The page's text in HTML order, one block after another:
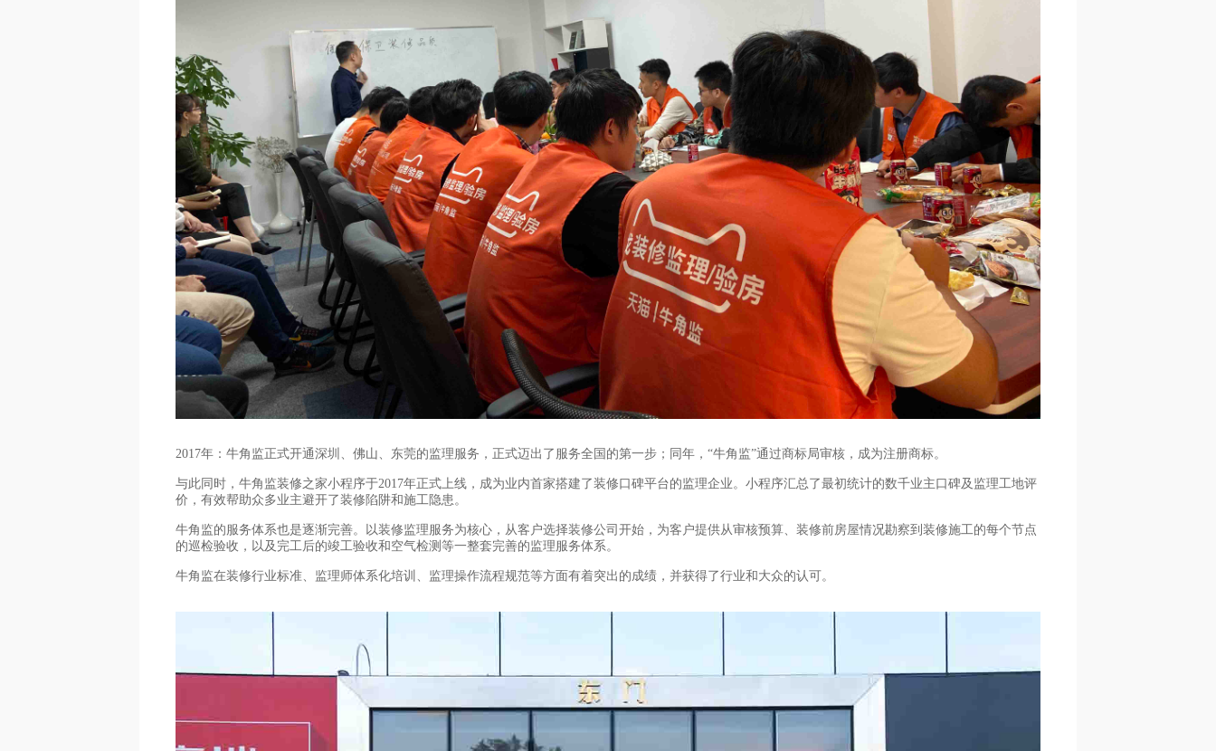
2017年：牛角监正式开通深圳、佛山、东莞的监理服务，正式迈出了服务全国的第一步；同年，“牛角监”通过商标局审核，成为注册商标。
与此同时，牛角监装修之家小程序于2017年正式上线，成为业内首家搭建了装修口碑平台的监理企业。小程序汇总了最初统计的数千业主口碑及监理工地评
价，有效帮助众多业主避开了装修陷阱和施工隐患。
牛角监的服务体系也是逐渐完善。以装修监理服务为核心，从客户选择装修公司开始，为客户提供从审核预算、装修前房屋情况勘察到装修施工的每个节点
的巡检验收，以及完工后的竣工验收和空气检测等一整套完善的监理服务体系。
牛角监在装修行业标准、监理师体系化培训、监理操作流程规范等方面有着突出的成绩，并获得了行业和大众的认可。